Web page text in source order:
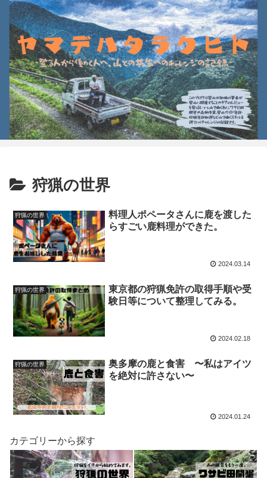
狩猟の世界
狩猟の世界
料理人ポペータさんに鹿を渡した
らすごい鹿料理ができた。
2024.03.14
狩猟の世界
東京都の狩猟免許の取得手順や受
験日等について整理してみる。
2024.02.18
狩猟の世界
奥多摩の鹿と食害 〜私はアイツ
を絶対に許さない〜
2024.01.24
カテゴリーから探す